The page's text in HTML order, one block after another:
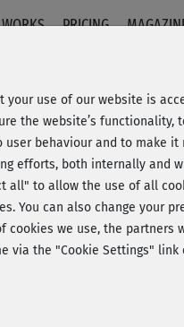
PRICING
Goodie
T
Super
dass man
use of our website is
the website’s functionality,
behaviour and to make it
efforts, both internally and
all" to allow the use of all
You can also change your
we use, the partners
via the "Cookie Settings" link